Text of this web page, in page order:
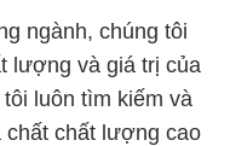
ngành, chúng tôi
lượng và giá trị của
luôn tìm kiếm và
chất chất lượng cao